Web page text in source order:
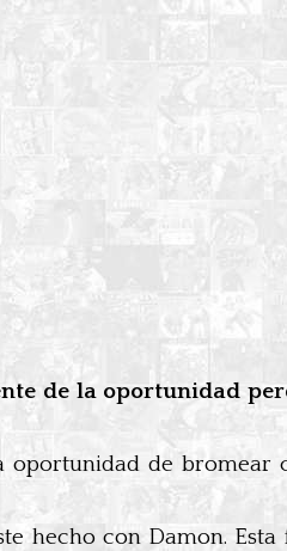
de la oportunidad
de bromear
hecho con Damon.